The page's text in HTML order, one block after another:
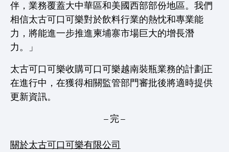
伴，業務覆蓋大中華區和美國西部部份地區。我們
相信太古可口可樂對於飲料行業的熱忱和專業能
力，將能進一步推進柬埔寨市場巨大的增長潛
力。」
太古可口可樂收購可口可樂越南裝瓶業務的計劃正
在進行中，在獲得相關監管部門審批後將適時提供
更新資訊。
– 完 –
關於太古可口可樂有限公司